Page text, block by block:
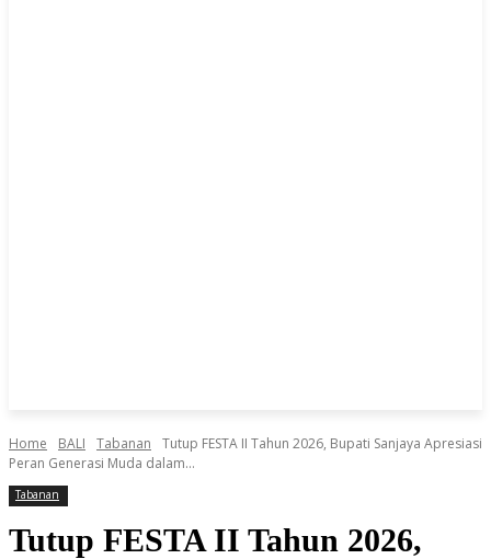
Home BALI Tabanan
Tutup FESTA II Tahun 2026, Bupati Sanjaya Apresiasi
Peran Generasi Muda dalam...
Tabanan
Tutup FESTA II Tahun 2026,